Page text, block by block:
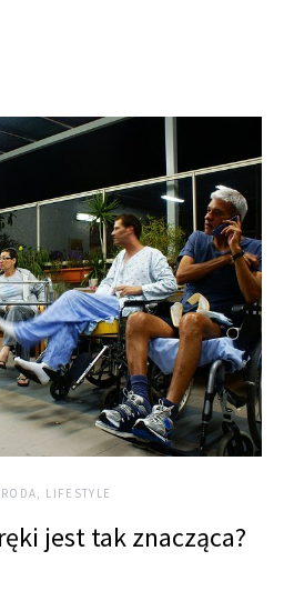
LIFESTYLE
jest tak znacząca?